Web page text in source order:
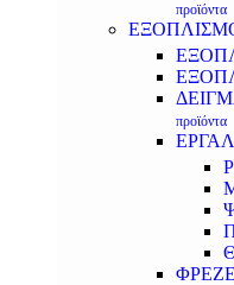
προϊόντα
προϊόντα